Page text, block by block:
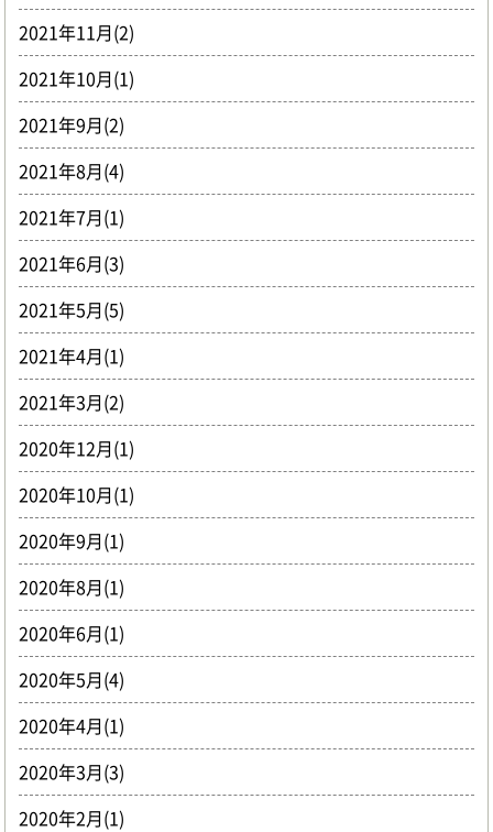
2021年11月(2)
2021年10月(1)
2021年9月(2)
2021年8月(4)
2021年7月(1)
2021年6月(3)
2021年5月(5)
2021年4月(1)
2021年3月(2)
2020年12月(1)
2020年10月(1)
2020年9月(1)
2020年8月(1)
2020年6月(1)
2020年5月(4)
2020年4月(1)
2020年3月(3)
2020年2月(1)